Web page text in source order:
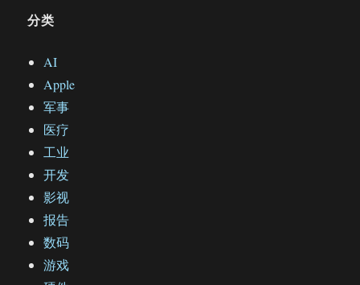
分类
AI
Apple
军事
医疗
工业
开发
影视
报告
数码
游戏